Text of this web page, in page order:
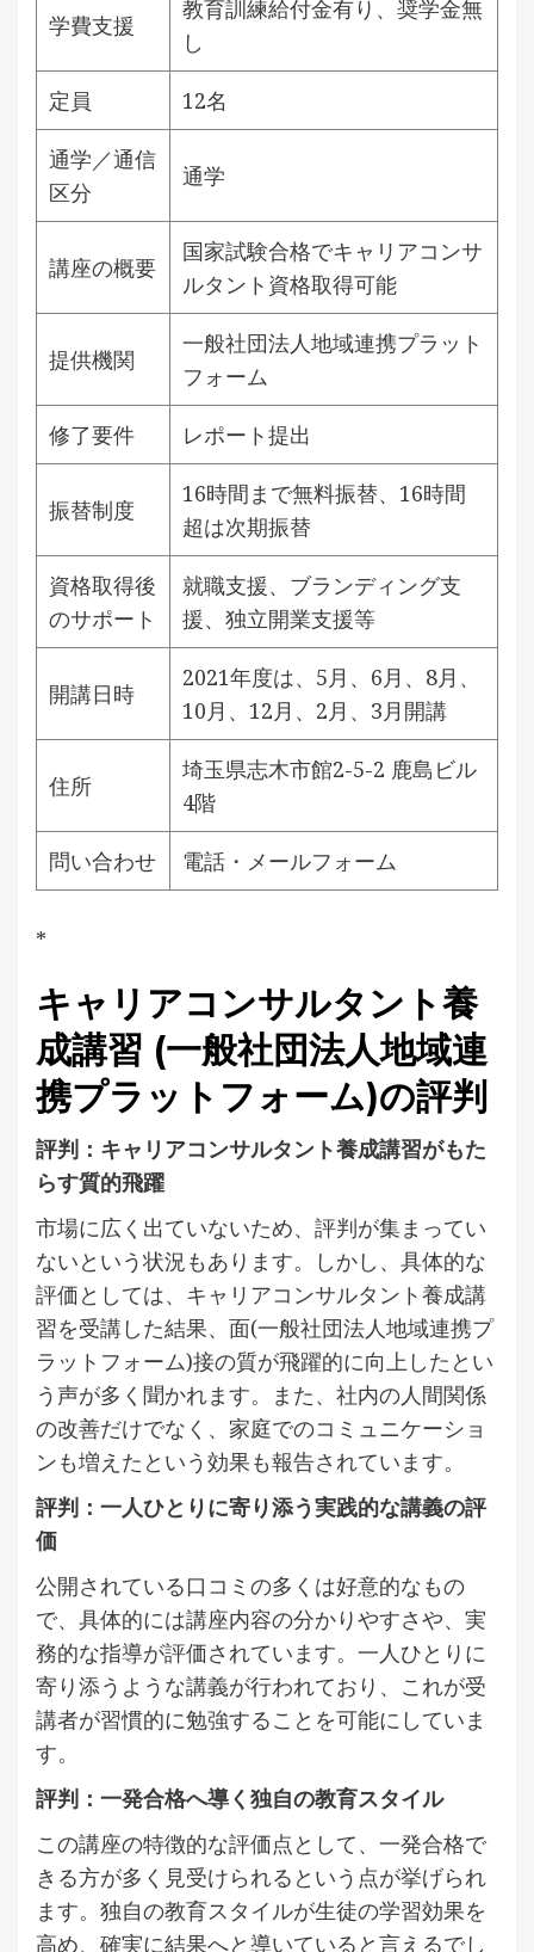
学費支援
教育訓練給付金有り、奨学金無
し
定員 12名
通学／通信
区分
通学
講座の概要
国家試験合格でキャリアコンサ
ルタント資格取得可能
提供機関
一般社団法人地域連携プラット
フォーム
修了要件 レポート提出
振替制度
16時間まで無料振替、16時間
超は次期振替
資格取得後
のサポート
就職支援、ブランディング支
援、独立開業支援等
開講日時
2021年度は、5月、6月、8月、
10月、12月、2月、3月開講
住所
埼玉県志木市館2-5-2 鹿島ビル
4階
問い合わせ 電話・メールフォーム
*
キャリアコンサルタント養
成講習 (一般社団法人地域連
携プラットフォーム)の評判
評判：キャリアコンサルタント養成講習がもた
らす質的飛躍
市場に広く出ていないため、評判が集まってい
ないという状況もあります。しかし、具体的な
評価としては、キャリアコンサルタント養成講
習を受講した結果、面(一般社団法人地域連携プ
ラットフォーム)接の質が飛躍的に向上したとい
う声が多く聞かれます。また、社内の人間関係
の改善だけでなく、家庭でのコミュニケーショ
ンも増えたという効果も報告されています。
評判：一人ひとりに寄り添う実践的な講義の評
価
公開されている口コミの多くは好意的なもの
で、具体的には講座内容の分かりやすさや、実
務的な指導が評価されています。一人ひとりに
寄り添うような講義が行われており、これが受
講者が習慣的に勉強することを可能にしていま
す。
評判：一発合格へ導く独自の教育スタイル
この講座の特徴的な評価点として、一発合格で
きる方が多く見受けられるという点が挙げられ
ます。独自の教育スタイルが生徒の学習効果を
高め、確実に結果へと導いていると言えるでし